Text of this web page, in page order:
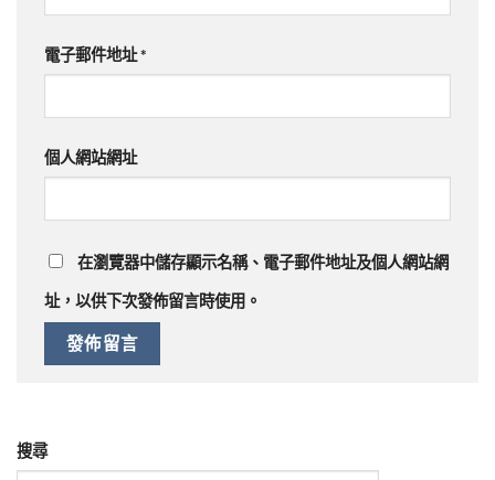
電子郵件地址*
個人網站網址
在瀏覽器中儲存顯示名稱、電子郵件地址及個人網站網
址，以供下次發佈留言時使用。
搜尋